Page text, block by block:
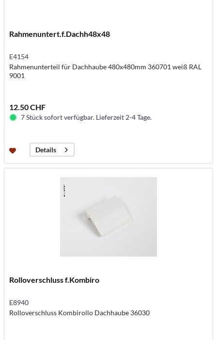
Rahmenuntert.f.Dachh48x48
E4154
Rahmenunterteil für Dachhaube 480x480mm 360701 weiß RAL
9001
12.50 CHF
7 Stück sofort verfügbar. Lieferzeit 2-4 Tage.
Details
Rolloverschluss f.Kombiro
E8940
Rolloverschluss Kombirollo Dachhaube 36030